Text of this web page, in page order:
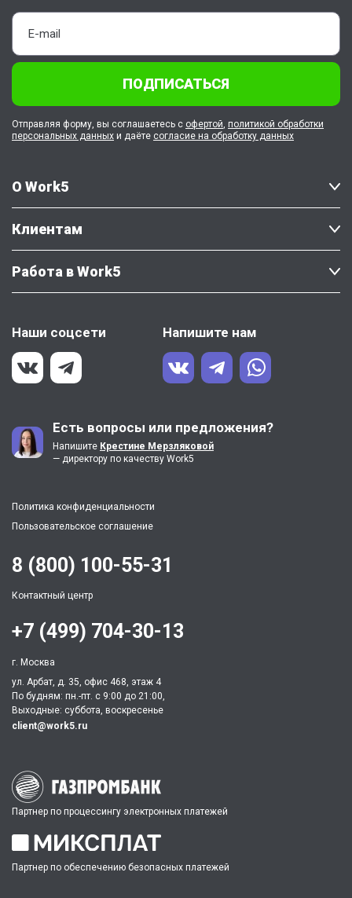
О Work5
Клиентам
Работа в Work5
Наши соцсети Напишите нам
Есть вопросы или предложения?
Напишите Крестине Мерзляковой
— директору по качеству Work5
Политика конфиденциальности
Пользовательское соглашение
ПОДПИСАТЬСЯ
Отправляя форму, вы соглашаетесь с офертой, политикой обработки
персональных данных и даёте согласие на обработку данных
Партнер по процессингу электронных платежей
Партнер по обеспечению безопасных платежей
8 (800) 100-55-31
Контактный центр
+7 (499) 704-30-13
г. Москва
ул. Арбат, д. 35, офис 468, этаж 4
По будням: пн.-пт. c 9:00 до 21:00,
Выходные: суббота, воскресенье
client@work5.ru